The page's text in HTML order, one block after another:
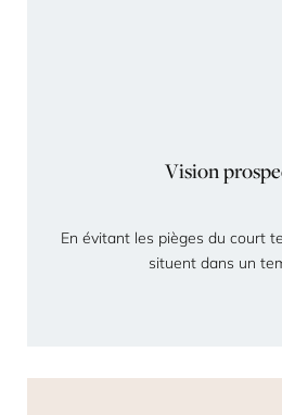
Vision
En évitant les pièges du court
situent dans un